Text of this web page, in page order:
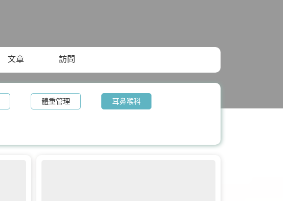
文章 訪問
體重管理 耳鼻喉科
呼吸系統科 營養治療